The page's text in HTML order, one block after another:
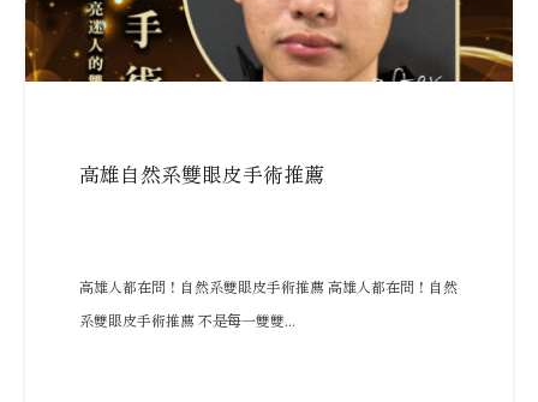
高雄自然系雙眼皮手術推薦
高雄人都在問！自然系雙眼皮手術推薦 高雄人都在問！自然
系雙眼皮手術推薦 不是每一雙雙...